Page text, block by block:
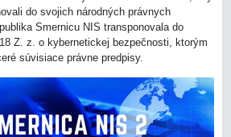
do svojich národných právnych
Smernicu NIS transponovala do
Z. z. o kybernetickej bezpečnosti, ktorým
súvisiace právne predpisy.